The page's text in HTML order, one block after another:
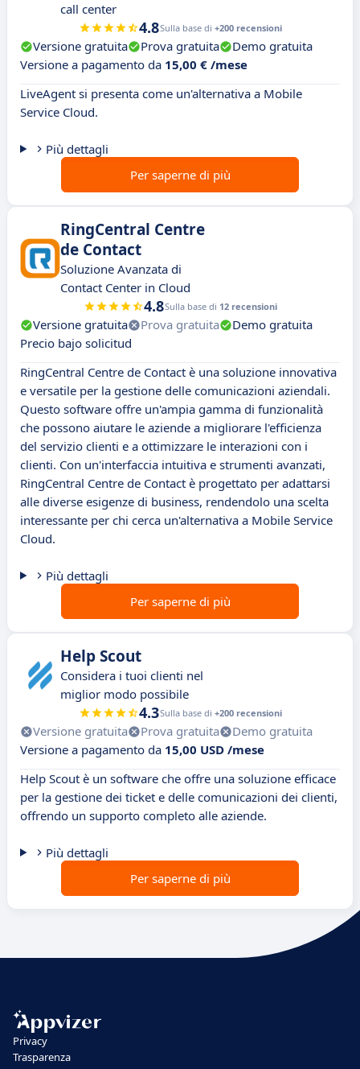
call center
4.8Sulla base di +200 recensioni
Versione gratuita Prova gratuita
Demo gratuita
Versione a pagamento da 15,00 € /mese
LiveAgent si presenta come un'alternativa a Mobile
Service Cloud.
Più dettagli
Per saperne di più
RingCentral Centre
de Contact
Soluzione Avanzata di
Contact Center in Cloud
4.8Sulla base di 12 recensioni
Versione gratuita Prova gratuita
Demo gratuita
Precio bajo solicitud
RingCentral Centre de Contact è una soluzione innovativa
e versatile per la gestione delle comunicazioni aziendali.
Questo software offre un'ampia gamma di funzionalità
che possono aiutare le aziende a migliorare l'efficienza
del servizio clienti e a ottimizzare le interazioni con i
clienti. Con un'interfaccia intuitiva e strumenti avanzati,
RingCentral Centre de Contact è progettato per adattarsi
alle diverse esigenze di business, rendendolo una scelta
interessante per chi cerca un'alternativa a Mobile Service
Cloud.
Più dettagli
Per saperne di più
Help Scout
Considera i tuoi clienti nel
miglior modo possibile
4.3Sulla base di +200 recensioni
Versione gratuita Prova gratuita
Demo gratuita
Versione a pagamento da 15,00 USD /mese
Help Scout è un software che offre una soluzione efficace
per la gestione dei ticket e delle comunicazioni dei clienti,
offrendo un supporto completo alle aziende.
Più dettagli
Per saperne di più
Privacy
Trasparenza